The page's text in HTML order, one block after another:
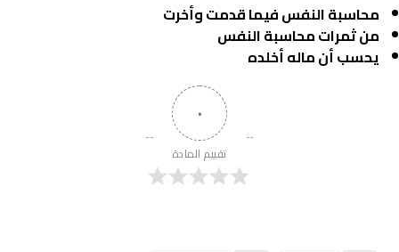
محاسبة النفس فيما قدمت وأخرت
من ثمرات محاسبة النفس
يحسب أن ماله أخلده
٠
تقييم المادة